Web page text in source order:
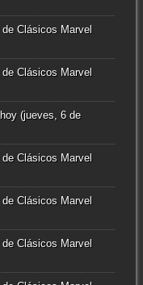
Clásicos Marvel
Clásicos Marvel
(jueves, 6 de
Clásicos Marvel
Clásicos Marvel
Clásicos Marvel